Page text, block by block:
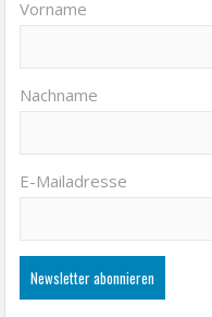
Vorname
Nachname
E-Mailadresse